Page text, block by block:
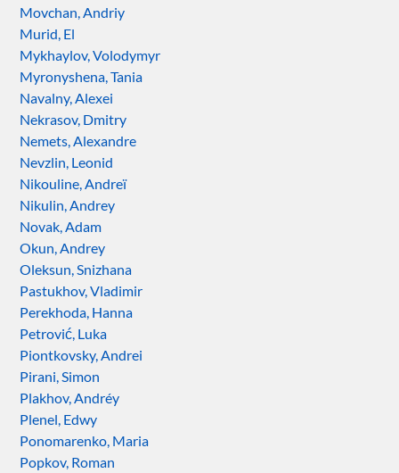
Movchan, Andriy
Murid, El
Mykhaylov, Volodymyr
Myronyshena, Tania
Navalny, Alexei
Nekrasov, Dmitry
Nemets, Alexandre
Nevzlin, Leonid
Nikouline, Andreï
Nikulin, Andrey
Novak, Adam
Okun, Andrey
Oleksun, Snizhana
Pastukhov, Vladimir
Perekhoda, Hanna
Petrović, Luka
Piontkovsky, Andrei
Pirani, Simon
Plakhov, Andréy
Plenel, Edwy
Ponomarenko, Maria
Popkov, Roman